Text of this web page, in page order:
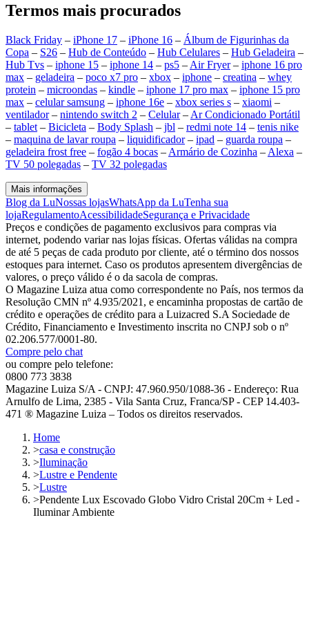
Termos mais procurados
Black Friday – iPhone 17 – iPhone 16 – Álbum de Figurinhas da
Copa – S26 – Hub de Conteúdo – Hub Celulares – Hub Geladeira –
Hub Tvs – iphone 15 – iphone 14 – ps5 – Air Fryer– iphone 16 pro
max – geladeira – poco x7 pro – xbox – iphone – creatina – whey
protein – microondas – kindle – iphone 17 pro max – iphone 15 pro
max – celular samsung – iphone 16e – xbox series s – xiaomi –
ventilador– nintendo switch 2 – Celular– Ar Condicionado Portátil
– tablet – Bicicleta – Body Splash – jbl – redmi note 14 – tenis nike
– maquina de lavar roupa – liquidificador– ipad – guarda roupa –
geladeira frost free – fogão 4 bocas – Armário de Cozinha – Alexa –
TV 50 polegadas – TV 32 polegadas
Mais informações
Blog da LuNossas lojasWhatsApp da LuTenha sua
lojaRegulamentoAcessibilidadeSegurança e Privacidade
Preços e condições de pagamento exclusivos para compras via
internet, podendo variar nas lojas físicas. Ofertas válidas na compra
de até 5 peças de cada produto por cliente, até o término dos nossos
estoques para internet. Caso os produtos apresentem divergências de
valores, o preço válido é o da sacola de compras.
O Magazine Luiza atua como correspondente no País, nos termos da
Resolução CMN nº 4.935/2021, e encaminha propostas de cartão de
crédito e operações de crédito para a Luizacred S.A Sociedade de
Crédito, Financiamento e Investimento inscrita no CNPJ sob o nº
02.206.577/0001-80.
Compre pelo chat
ou compre pelo telefone:
0800 773 3838
Magazine Luiza S/A - CNPJ: 47.960.950/1088-36 - Endereço: Rua
Arnulfo de Lima, 2385 - Vila Santa Cruz, Franca/SP - CEP 14.403-
471 ® Magazine Luiza – Todos os direitos reservados.
Home
>casa e construção
>Iluminação
>Lustre e Pendente
>Lustre
>Pendente Lux Escovado Globo Vidro Cristal 20Cm + Led -
Iluminar Ambiente